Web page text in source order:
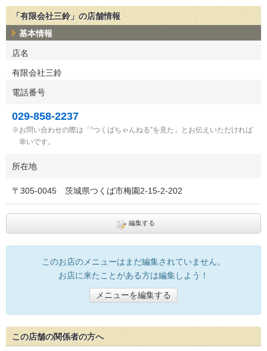
「有限会社三鈴」の店舗情報
基本情報
店名
有限会社三鈴
電話番号
029-858-2237
お問い合わせの際は「“つくばちゃんねる”を見た」とお伝えいただければ
幸いです。
所在地
〒 305-0045 茨城県つくば市梅園2-15-2-202
編集する
このお店のメニューはまだ編集されていません。
お店に来たことがある方は編集しよう！
メニューを編集する
この店舗の関係者の方へ